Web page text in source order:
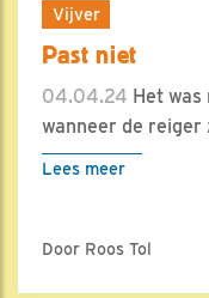
Vijver
Past niet
04.04.24 Het
wanneer de reiger
Lees meer
Door Roos Tol